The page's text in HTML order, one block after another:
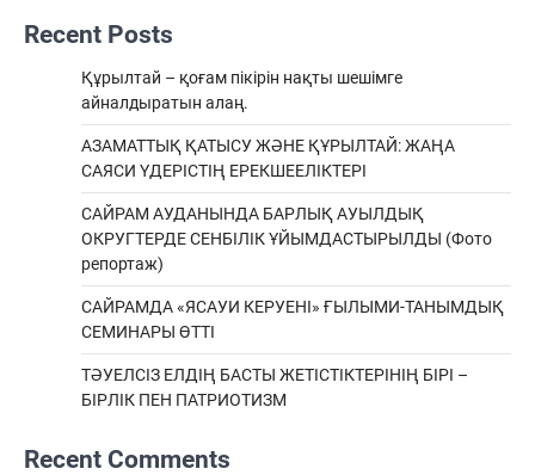
Recent Posts
Құрылтай – қоғам пікірін нақты шешімге
айналдыратын алаң.
АЗАМАТТЫҚ ҚАТЫСУ ЖӘНЕ ҚҰРЫЛТАЙ: ЖАҢА
САЯСИ ҮДЕРІСТІҢ ЕРЕКШEЕЛІКТЕРІ
САЙРАМ АУДАНЫНДА БАРЛЫҚ АУЫЛДЫҚ
ОКРУГТЕРДЕ СЕНБІЛІК ҰЙЫМДАСТЫРЫЛДЫ (Фото
репортаж)
САЙРАМДА «ЯСАУИ КЕРУЕНІ» ҒЫЛЫМИ-ТАНЫМДЫҚ
СЕМИНАРЫ ӨТТІ
ТӘУЕЛСІЗ ЕЛДІҢ БАСТЫ ЖЕТІСТІКТЕРІНІҢ БІРІ –
БІРЛІК ПЕН ПАТРИОТИЗМ
Recent Comments